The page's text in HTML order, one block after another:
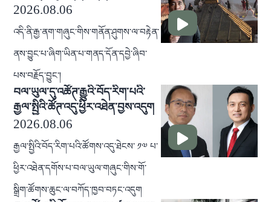
2026.08.06
འདི་ནི་རྒྱ་ནག་གཞུང་གིས་གནོན་ཤུགས་ལ་བརྟེན་
ནས་བྱུང་པ་ཞིག་ཡིན་པ་གནད་དོན་དབྱེ་ཞིབ་
པས་བརྗོད་བྱུང་།
བལ་ཡུལ་དུ་འཚོཊ་རྒྱུའི་བོད་རིག་པའི་
རྒྱལ་སྤྱིའི་ཚོཊ་འདུ་ཕྱིར་འཐེན་བྱས་འདུག
2026.08.06
རྒྱལ་སྤྱིའི་བོད་རིག་པའི་ཚོགས་འདུ་ཐེངས་ ༡༧ པ་
ཕྱིར་འཐེན་དགོས་པ་བལ་ཡུལ་གཞུང་གིས་གོ་
སྒྲིག་ཚོགས་ཆུང་ལ་བཀོད་ཁྱབ་བཏང་འདུག